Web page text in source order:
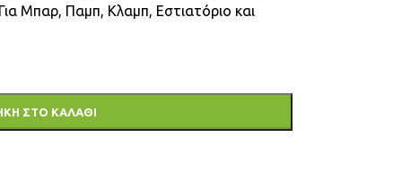
Μπαρ, Παμπ, Κλαμπ, Εστιατόριο και
ΣΤΟ ΚΑΛΆΘΙ